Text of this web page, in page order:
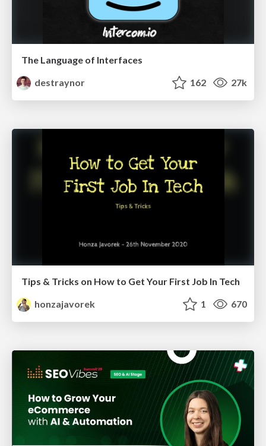
The Language of Interfaces
destraynor
162 27k
Tips & Tricks on How to Get Your First Job In Tech
honzajavorek
1 670